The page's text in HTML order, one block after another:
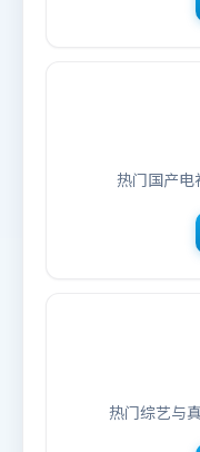
热门国产电
热门综艺与